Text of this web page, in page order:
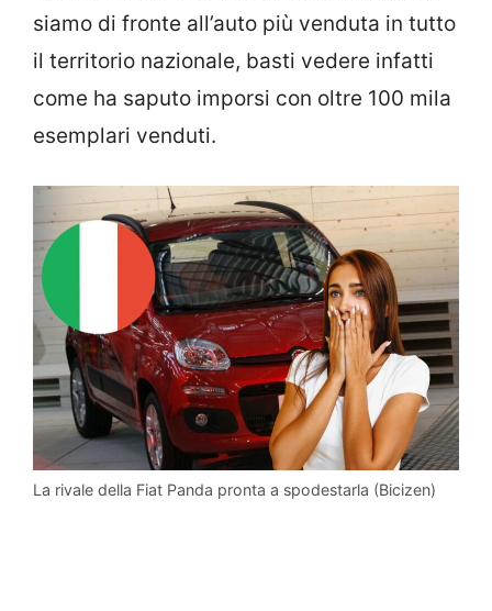
siamo di fronte all’auto più venduta in tutto
il territorio nazionale, basti vedere infatti
come ha saputo imporsi con oltre 100 mila
esemplari venduti.
La rivale della Fiat Panda pronta a spodestarla (Bicizen)